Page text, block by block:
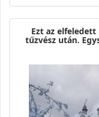
Ezt az
tűzvész után.